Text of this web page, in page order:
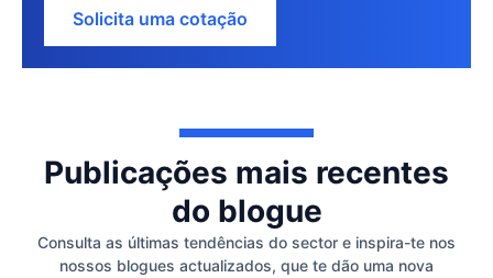
Solicita uma cotação
Publicações mais recentes
do blogue
Consulta as últimas tendências do sector e inspira-te nos
nossos blogues actualizados, que te dão uma nova